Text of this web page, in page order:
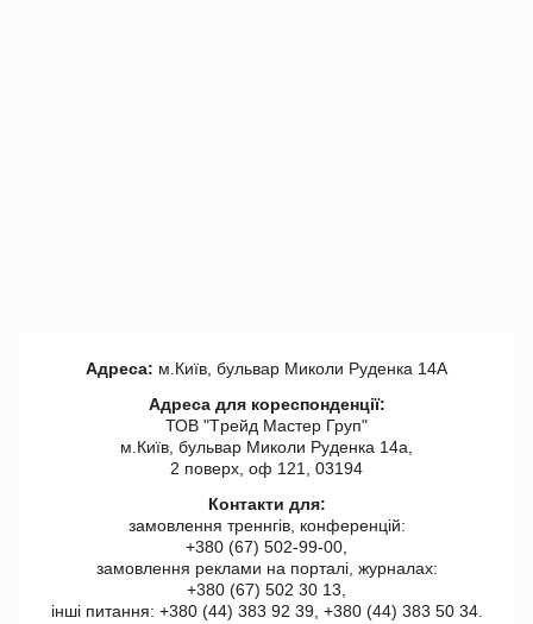
Адреса: м.Київ, бульвар Миколи Руденка 14А
Адреса для кореспонденції:
ТОВ "Tрейд Мастер Груп"
м.Київ, бульвар Миколи Руденка 14а,
2 поверх, оф 121, 03194
Контакти для:
замовлення треннгів, конференцій:
+380 (67) 502-99-00,
замовлення реклами на порталі, журналах:
+380 (67) 502 30 13,
інші питання: +380 (44) 383 92 39, +380 (44) 383 50 34.